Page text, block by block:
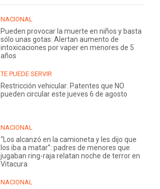
NACIONAL
Pueden provocar la muerte en niños y basta
sólo unas gotas: Alertan aumento de
intoxicaciones por vaper en menores de 5
años
TE PUEDE SERVIR
Restricción vehicular: Patentes que NO
pueden circular este jueves 6 de agosto
NACIONAL
“Los alcanzó en la camioneta y les dijo que
los iba a matar”: padres de menores que
jugaban ring-raja relatan noche de terror en
Vitacura
NACIONAL